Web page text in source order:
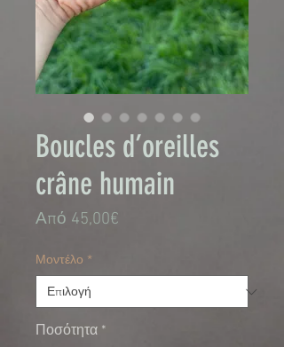
Boucles d’oreilles
crâne humain
Από 45,00€
Μοντέλο *
Ποσότητα *